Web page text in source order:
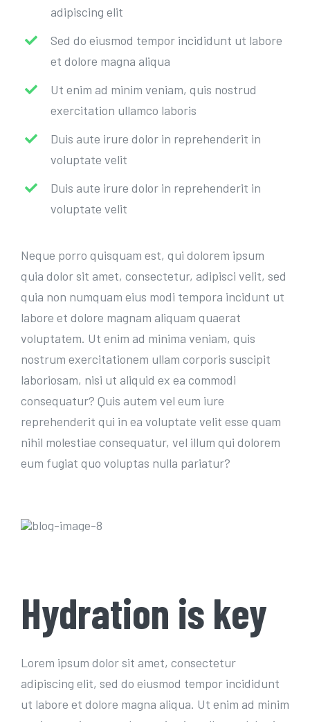
adipiscing elit
Sed do eiusmod tempor incididunt ut labore
et dolore magna aliqua
Ut enim ad minim veniam, quis nostrud
exercitation ullamco laboris
Duis aute irure dolor in reprehenderit in
voluptate velit
Duis aute irure dolor in reprehenderit in
voluptate velit
Neque porro quisquam est, qui dolorem ipsum
quia dolor sit amet, consectetur, adipisci velit, sed
quia non numquam eius modi tempora incidunt ut
labore et dolore magnam aliquam quaerat
voluptatem. Ut enim ad minima veniam, quis
nostrum exercitationem ullam corporis suscipit
laboriosam, nisi ut aliquid ex ea commodi
consequatur? Quis autem vel eum iure
reprehenderit qui in ea voluptate velit esse quam
nihil molestiae consequatur, vel illum qui dolorem
eum fugiat quo voluptas nulla pariatur?
Hydration is key
Lorem ipsum dolor sit amet, consectetur
adipiscing elit, sed do eiusmod tempor incididunt
ut labore et dolore magna aliqua. Ut enim ad minim